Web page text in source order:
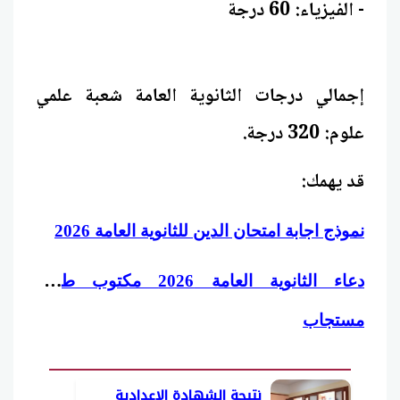
- الفيزياء: 60 درجة
إجمالي درجات الثانوية العامة شعبة علمي
علوم: 320 درجة.
قد يهمك:
نموذج اجابة امتحان الدين للثانوية العامة 2026
د
عاء الثانوية العامة 2026 مكتوب طويل
مستجاب